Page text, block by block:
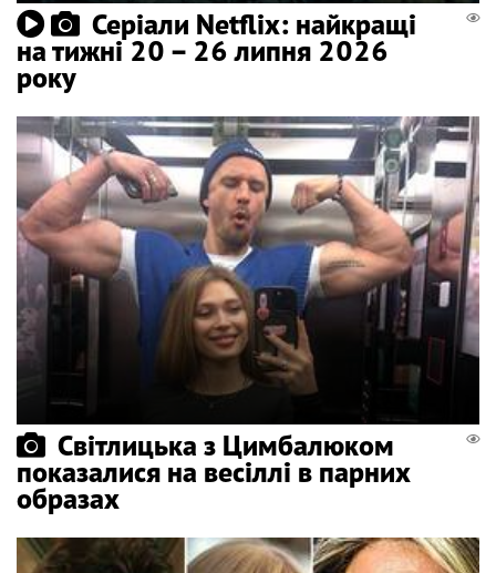
Серіали Netflix: найкращі
на тижні 20 – 26 липня 2026
року
Світлицька з Цимбалюком
показалися на весіллі в парних
образах